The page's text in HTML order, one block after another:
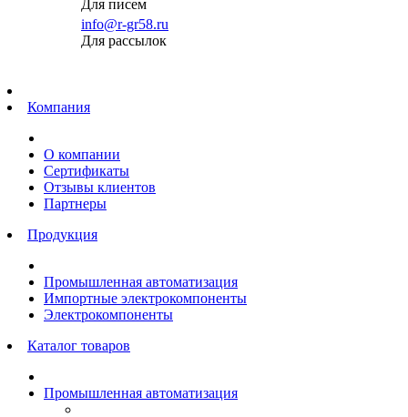
Для писем
info@r-gr58.ru
Для рассылок
Компания
О компании
Сертификаты
Отзывы клиентов
Партнеры
Продукция
Промышленная автоматизация
Импортные электрокомпоненты
Электрокомпоненты
Каталог товаров
Промышленная автоматизация